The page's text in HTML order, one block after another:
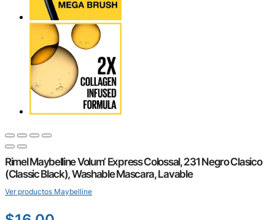
Rimel Maybelline Volum’ Express Colossal, 231 Negro Clasico
(Classic Black), Washable Mascara, Lavable
Ver productos Maybelline